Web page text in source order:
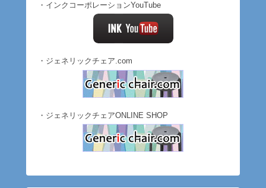
・インクコーポレーションYouTube
・ジェネリックチェア.com
・ジェネリックチェアONLINE SHOP